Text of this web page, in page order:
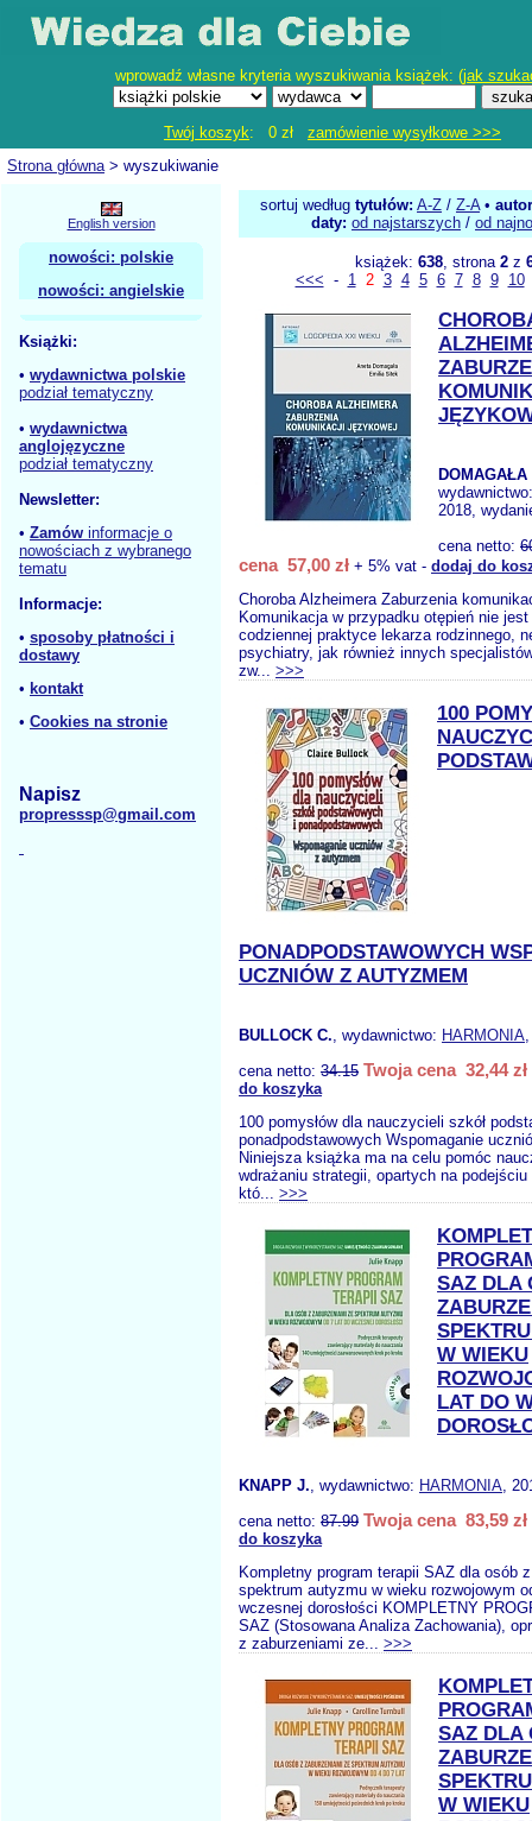
wprowadź własne kryteria wyszukiwania książek: (jak
Twój koszyk: 0 zł zamówienie wysyłkowe >>>
Strona główna> wyszukiwanie
English version
nowości: polskie
nowości: angielskie
Książki:
• wydawnictwa polskie
podział tematyczny
• wydawnictwa
anglojęzyczne
podział tematyczny
Newsletter:
• Zamów informacje o
nowościach z wybranego
tematu
Informacje:
• sposoby płatności i
dostawy
• kontakt
• Cookies na stronie
Napisz
propresssp@gmail.com
sortuj według tytułów: A-Z / Z-A•
daty: od najstarszych / od
książek: 638, strona 2z
<<< - 1 2 3 4 5 6 7 8 9 10
2018,
cena netto:
cena 57,00 zł + 5% vat - dodaj do
Choroba Alzheimera Zaburzenia
Komunikacja w przypadku otępień nie
codziennej praktyce lekarza rodzinnego,
psychiatry, jak również innych
zw... >>>
100
PONADPODSTAWOWYCH
UCZNIÓW Z AUTYZMEM
BULLOCK C., wydawnictwo: HARMONIA
cena netto: 34.15 Twoja cena 32,44 zł
do koszyka
100 pomysłów dla nauczycieli szkół
ponadpodstawowych Wspomaganie
Niniejsza książka ma na celu pomóc
wdrażaniu strategii, opartych na
któ... >>>
SAZ DLA
W WIEKU
LAT DO
KNAPP J., wydawnictwo: HARMONIA,
cena netto: 87.99 Twoja cena 83,59 zł
do koszyka
Kompletny program terapii SAZ dla osób
spektrum autyzmu w wieku rozwojowym
wczesnej dorosłości KOMPLETNY
SAZ (Stosowana Analiza Zachowania),
z zaburzeniami ze... >>>
SAZ DLA
W WIEKU